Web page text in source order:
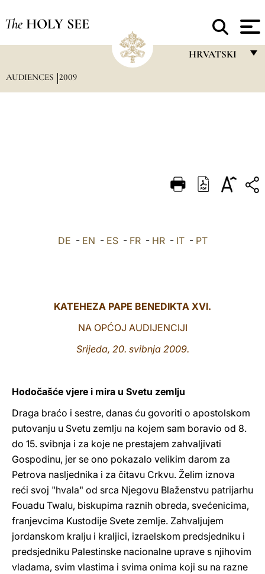
The HOLY SEE
HRVATSKI
DEUTSCH
العربيّة
AUDIENCES 2009
DE - EN - ES- FR- HR- IT- PT
KATEHEZA PAPE BENEDIKTA XVI.
NA OPĆOJ AUDIJENCIJI
Srijeda, 20. svibnja 2009.
Hodočašće vjere i mira u Svetu zemlju
Draga braćo i sestre, danas ću govoriti o apostolskom
putovanju u Svetu zemlju na kojem sam boravio od 8.
do 15. svibnja i za koje ne prestajem zahvaljivati
Gospodinu, jer se ono pokazalo velikim darom za
Petrova nasljednika i za čitavu Crkvu. Želim iznova
reći svoj "hvala" od srca Njegovu Blaženstvu patrijarhu
Fouadu Twalu, biskupima raznih obreda, svećenicima,
franjevcima Kustodije Svete zemlje. Zahvaljujem
jordanskom kralju i kraljici, izraelskom predsjedniku i
predsjedniku Palestinske nacionalne uprave s njihovim
vladama, svim vlastima i svima onima koji su na razne